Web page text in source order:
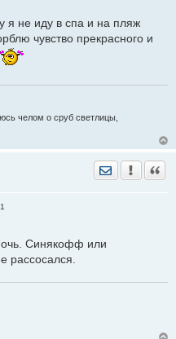
я не иду в спа и на пляж
чувство прекрасного и
челом о сруб светлицы,
Отправить
1
Синякофф или
рассосался.